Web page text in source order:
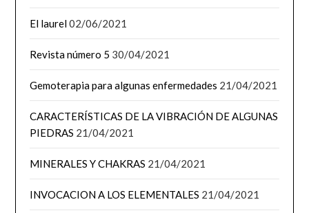
El laurel02/06/2021
Revista número 5 30/04/2021
Gemoterapia para algunas enfermedades 21/04/2021
CARACTERÍSTICAS DE LA VIBRACIÓN DE ALGUNAS
PIEDRAS 21/04/2021
MINERALES Y CHAKRAS 21/04/2021
INVOCACION A LOS ELEMENTALES 21/04/2021